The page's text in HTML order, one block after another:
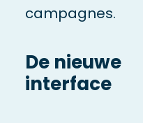
campagnes.
De nieuwe
interface